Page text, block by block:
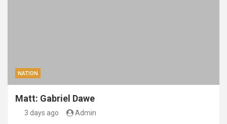
NATION
Matt: Gabriel Dawe
3 days ago Admin